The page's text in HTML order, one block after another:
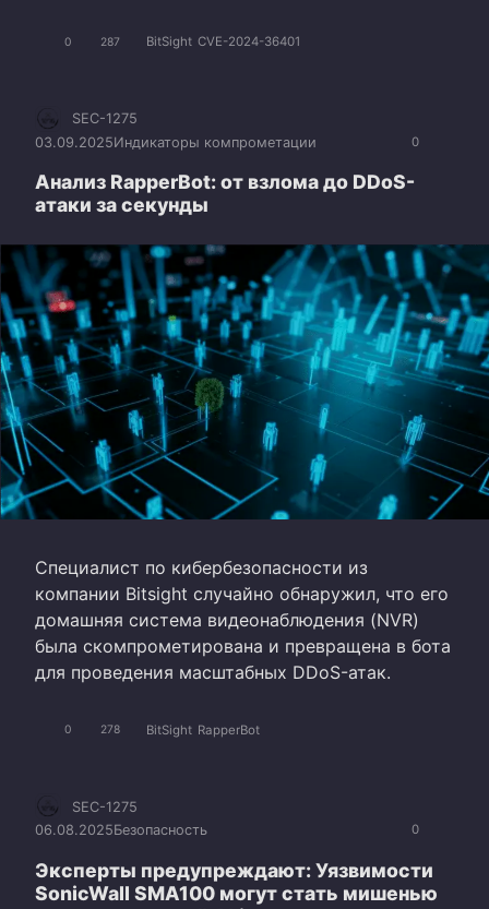
0 287 BitSight CVE-2024-36401
0
SEC-1275
03.09.2025Индикаторы компрометации
Анализ RapperBot: от взлома до DDoS-
атаки за секунды
Специалист по кибербезопасности из
компании Bitsight случайно обнаружил, что его
домашняя система видеонаблюдения (NVR)
была скомпрометирована и превращена в бота
для проведения масштабных DDoS-атак.
0 278 BitSight RapperBot
0
SEC-1275
06.08.2025Безопасность
Эксперты предупреждают: Уязвимости
SonicWall SMA100 могут стать мишенью